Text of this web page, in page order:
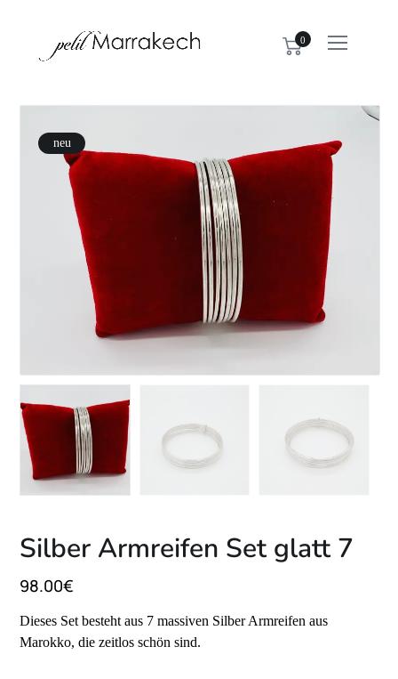
0
neu
Silber Armreifen Set glatt 7
98.00€
Dieses Set besteht aus 7 massiven Silber Armreifen aus
Marokko, die zeitlos schön sind.